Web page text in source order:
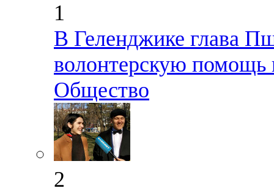
1
В Геленджике глава
волонтерскую помощь
Общество
2